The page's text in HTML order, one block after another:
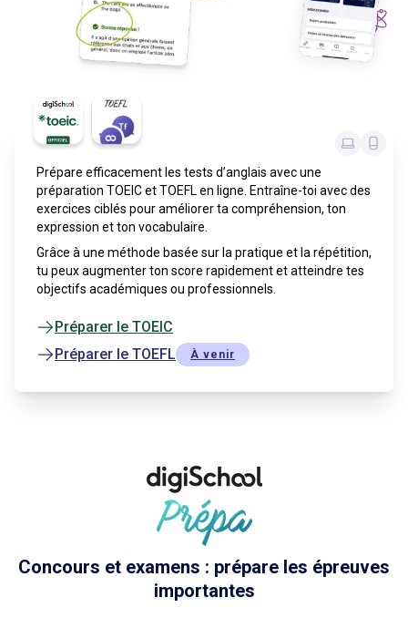
Prépare efficacement les tests d’anglais avec une
préparation TOEIC et TOEFL en ligne. Entraîne-toi avec des
exercices ciblés pour améliorer ta compréhension, ton
expression et ton vocabulaire.
Grâce à une méthode basée sur la pratique et la répétition,
tu peux augmenter ton score rapidement et atteindre tes
objectifs académiques ou professionnels.
Préparer le TOEIC
Préparer le TOEFL
À venir
Concours et examens : prépare les épreuves
importantes